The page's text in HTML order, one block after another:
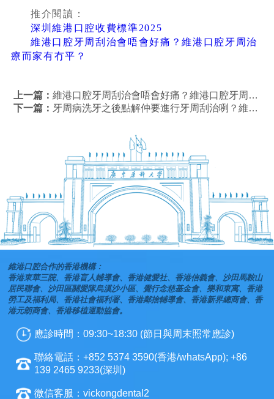
推介閱讀：
深圳維港口腔收費標準2025
維港口腔牙周刮治會唔會好痛？維港口腔牙周治
療而家有冇平？
上一篇：維港口腔牙周刮治會唔會好痛？維港口腔牙周治療而家有冇平？
下一篇： 牙周病洗牙之後點解仲要進行牙周刮治咧？維港口腔牙周治療特惠
維港口腔合作的香港機構：
香港東華三院、香港盲人輔導會、香港健愛社、香港信義會、沙田馬鞍山
居民聯會、沙田區關愛隊烏溪沙小區、覺行念慈基金會、樂和東寓、香港
勞工及福利局、香港社會福利署、香港鄰捨輔導會、香港新界總商會、香
港元朗商會、香港移植運動協會。
應診時間：09:30~18:30 (節日與周末照常應診)
聯絡電話：+852 5374 3590(香港/whatsApp); +86
139 2465 9233(深圳)
微信客服：vickongdental2